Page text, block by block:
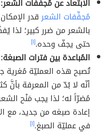
الابتعاد عن مُجفِّفات الشعر:
مُجفِّفات الشعرقدر
بالشعر من ضرر كبير؛ لذا
حتى يجفّ وحده.[١]
المُباعدة بين فترات الصبغة:
تُصبح هذه العمليّة مُغرية
أنّه لا بُدّ من المعرفة بأنَّ
مُضرّاً له؛ لذا يجب مَنْح
إعادة صبغه من جديد، مع
في عمليّة الصبغ.[١]